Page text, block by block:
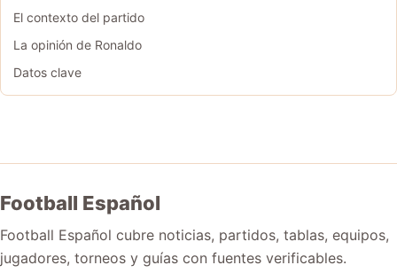
El contexto del partido
La opinión de Ronaldo
Datos clave
Football Español
Football Español cubre noticias, partidos, tablas, equipos,
jugadores, torneos y guías con fuentes verificables.